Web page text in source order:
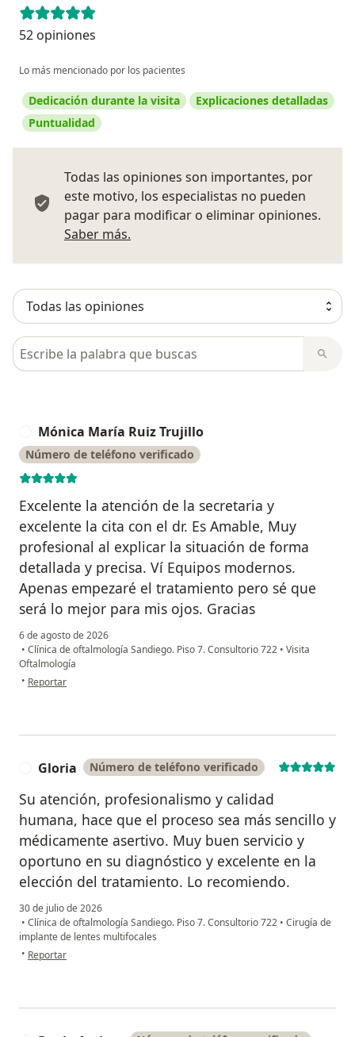
52 opiniones
Lo más mencionado por los pacientes
Dedicación durante la visita
Explicaciones detalladas
Puntualidad
Todas las opiniones son importantes, por
este motivo, los especialistas no pueden
pagar para modificar o eliminar opiniones.
Saber más.
Busca en opiniones
Mónica María Ruiz Trujillo
Número de teléfono verificado
Excelente la atención de la secretaria y
excelente la cita con el dr. Es Amable, Muy
profesional al explicar la situación de forma
detallada y precisa. Ví Equipos modernos.
Apenas empezaré el tratamiento pero sé que
será lo mejor para mis ojos. Gracias
6 de agosto de 2026
• Clínica de oftalmología Sandiego. Piso 7. Consultorio 722 • Visita
Oftalmología
• en opinión del usuario Mónica María Ruiz Trujillo
Reportar
Gloria Número de teléfono verificado
Su atención, profesionalismo y calidad
humana, hace que el proceso sea más sencillo y
médicamente asertivo. Muy buen servicio y
oportuno en su diagnóstico y excelente en la
elección del tratamiento. Lo recomiendo.
30 de julio de 2026
• Clínica de oftalmología Sandiego. Piso 7. Consultorio 722 • Cirugía de
implante de lentes multifocales
• en opinión del usuario Gloria
Reportar